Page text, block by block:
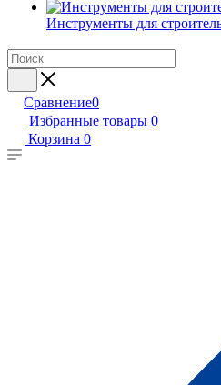
Инструменты для
Сравнение0
Избранные товары 0
Корзина 0